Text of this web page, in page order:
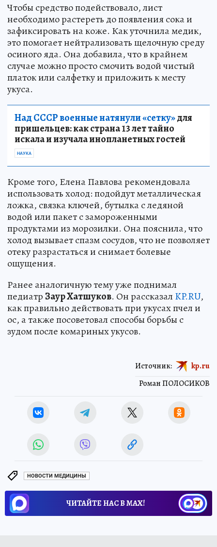
Чтобы средство подействовало, лист
необходимо растереть до появления сока и
зафиксировать на коже. Как уточнила медик,
это помогает нейтрализовать щелочную среду
осиного яда. Она добавила, что в крайнем
случае можно просто смочить водой чистый
платок или салфетку и приложить к месту
укуса.
Над СССР военные натянули «сетку»для
пришельцев: как страна 13 лет тайно
искала и изучала инопланетных гостей
НАУКА
Кроме того, Елена Павлова рекомендовала
использовать холод: подойдут металлическая
ложка, связка ключей, бутылка с ледяной
водой или пакет с замороженными
продуктами из морозилки. Она пояснила, что
холод вызывает спазм сосудов, что не позволяет
отеку разрастаться и снимает болевые
ощущения.
Ранее аналогичную тему уже поднимал
педиатр Заур Хатшуков. Он рассказал KP.RU,
как правильно действовать при укусах пчел и
ос, а также посоветовал способы борьбы с
зудом после комариных укусов.
Роман ПОЛОСИКОВ
Источник: kp.ru
НОВОСТИ МЕДИЦИНЫ
ЧИТАЙТЕ НАС В МАХ!